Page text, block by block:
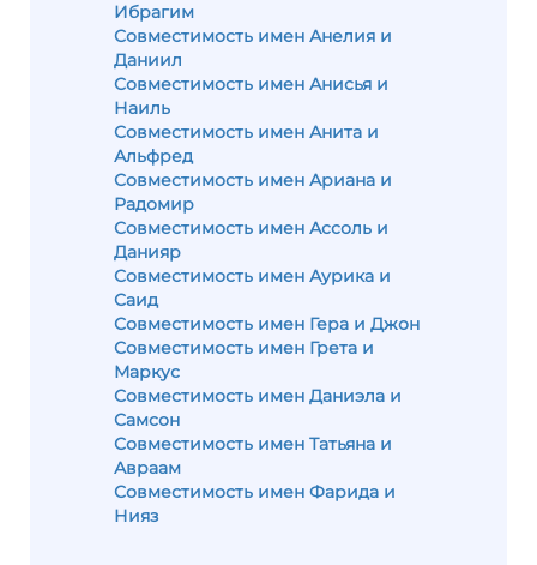
Ибрагим
Совместимость имен Анелия и
Даниил
Совместимость имен Анисья и
Наиль
Совместимость имен Анита и
Альфред
Совместимость имен Ариана и
Радомир
Совместимость имен Ассоль и
Данияр
Совместимость имен Аурика и
Саид
Совместимость имен Гера и Джон
Совместимость имен Грета и
Маркус
Совместимость имен Даниэла и
Самсон
Совместимость имен Татьяна и
Авраам
Совместимость имен Фарида и
Нияз